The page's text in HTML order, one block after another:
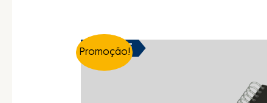
Promoção!
29% OFF